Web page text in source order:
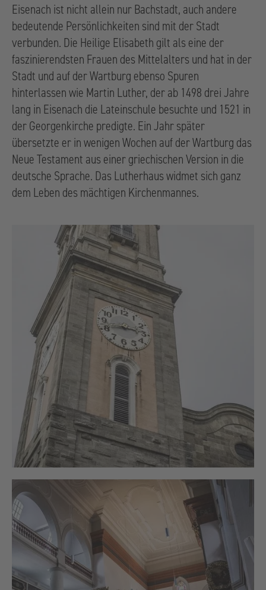
Eisenach ist nicht allein nur Bachstadt, auch andere
bedeutende Persönlichkeiten sind mit der Stadt
verbunden. Die Heilige Elisabeth gilt als eine der
faszinierendsten Frauen des Mittelalters und hat in der
Stadt und auf der Wartburg ebenso Spuren
hinterlassen wie Martin Luther, der ab 1498 drei Jahre
lang in Eisenach die Lateinschule besuchte und 1521 in
der Georgenkirche predigte. Ein Jahr später
übersetzte er in wenigen Wochen auf der Wartburg das
Neue Testament aus einer griechischen Version in die
deutsche Sprache. Das Lutherhaus widmet sich ganz
dem Leben des mächtigen Kirchenmannes.